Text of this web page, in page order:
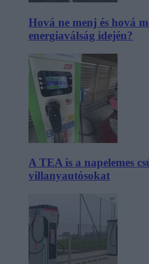
Hová ne menj és hová
energiaválság idején?
A TEA is a napelemes
villanyautósokat